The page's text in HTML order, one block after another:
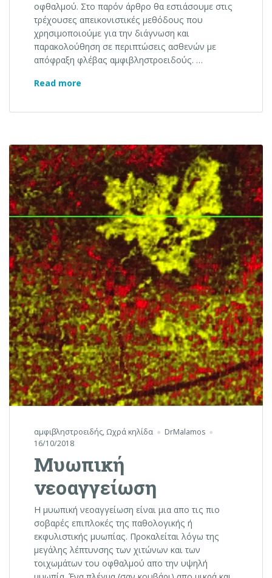
οφθαλμού. Στο παρόν άρθρο θα εστιάσουμε στις
τρέχουσες απεικονιστικές μεθόδους που
χρησιμοποιούμε για την διάγνωση και
παρακολούθηση σε περιπτώσεις ασθενών με
απόφραξη φλέβας αμφιβληστροειδούς. …
Read more
αμφιβληστροειδής,Ωχρά κηλίδα
DrMalamos
16/10/2018
Μυωπική
νεοαγγείωση
Η μυωπική νεοαγγείωση είναι μια απο τις πιο
σοβαρές επιπλοκές της παθολογικής ή
εκφυλιστικής μυωπίας. Προκαλείται λόγω της
μεγάλης λέπτυνσης των χιτώνων και των
τοιχωμάτων του οφθαλμού απο την υψηλή